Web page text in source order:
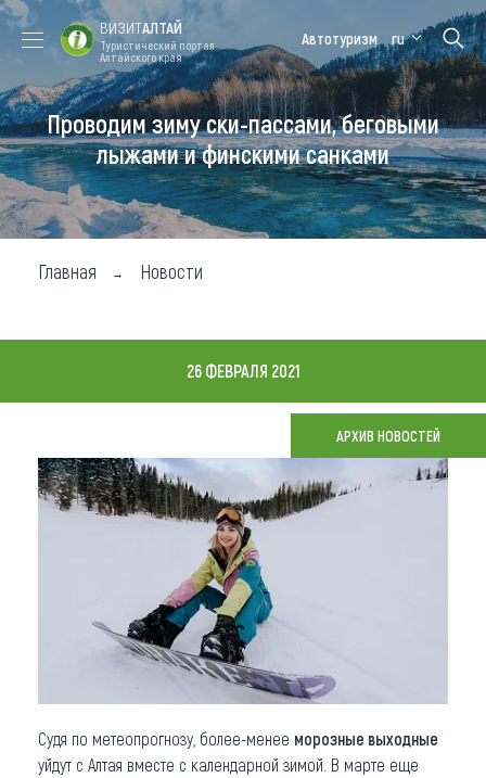
Форум VISIT
ALTAI
Цветение
маральника
Медицинский
форум
Алтайская
зимовка
Туры
Где побывать
Чем заняться
Где остановиться
Новости
Что привезти (сувениры)
Коллекция впечатлений
Другие рубрики
ВИЗИТАЛТАЙ
Туристический портал
Алтайского края
Автотуризм ru
Проводим зиму ски-пассами, беговыми
лыжами и финскими санками
Главная Новости
26 ФЕВРАЛЯ 2021
АРХИВ НОВОСТЕЙ
Судя по метеопрогнозу, более-менее морозные выходные
уйдут с Алтая вместе с календарной зимой. В марте еще